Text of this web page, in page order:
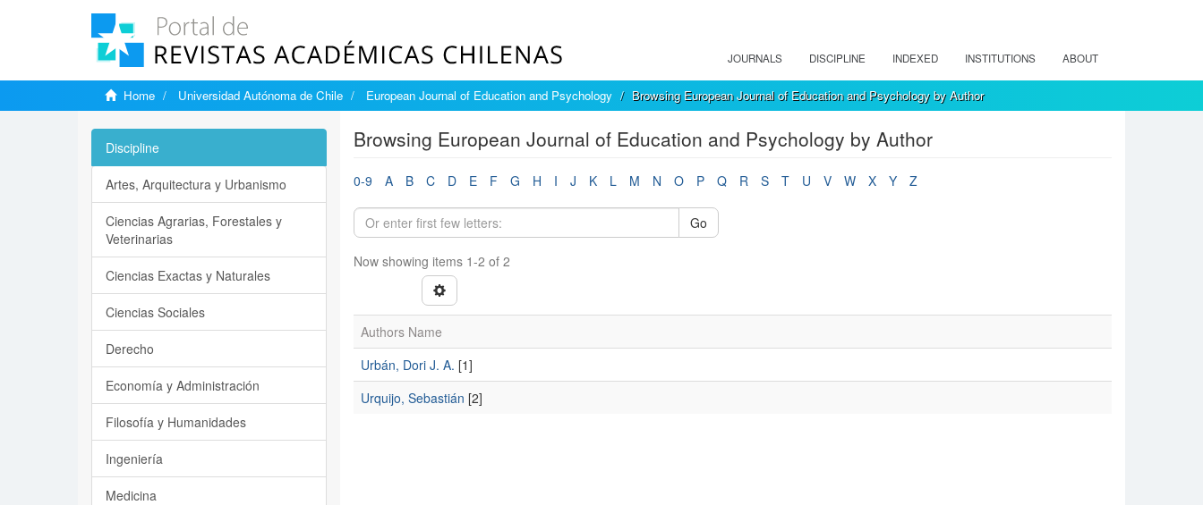
JOURNALS DISCIPLINE INDEXED INSTITUTIONS ABOUT
Home Universidad Autónoma de Chile European Journal of Education and Psychology Browsing European Journal of Education and Psychology by Author
Browsing European Journal of Education and Psychology by Author
0-9 A B C D E F G H I J K L M N O P Q R S T U V W X Y Z
Go
Now showing items 1-2 of 2
Authors Name
Urbán, Dori J. A. [1]
Urquijo, Sebastián [2]
Discipline
Artes, Arquitectura y Urbanismo
Ciencias Agrarias, Forestales y
Veterinarias
Ciencias Exactas y Naturales
Ciencias Sociales
Derecho
Economía y Administración
Filosofía y Humanidades
Ingeniería
Medicina